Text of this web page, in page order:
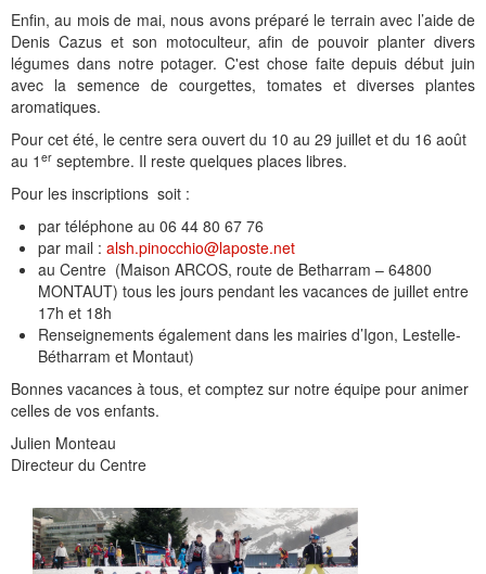
Enfin, au mois de mai, nous avons préparé le terrain avec l’aide de
Denis Cazus et son motoculteur, afin de pouvoir planter divers
légumes dans notre potager. C'est chose faite depuis début juin
avec la semence de courgettes, tomates et diverses plantes
aromatiques.
Pour cet été, le centre sera ouvert du 10 au 29 juillet et du 16 août
au 1 er septembre. Il reste quelques places libres.
Pour les inscriptions soit :
par téléphone au 06 44 80 67 76
par mail : alsh.pinocchio@laposte.net
au Centre (Maison ARCOS, route de Betharram – 64800
MONTAUT) tous les jours pendant les vacances de juillet entre
17h et 18h
Renseignements également dans les mairies d’Igon, Lestelle-
Bétharram et Montaut)
Bonnes vacances à tous, et comptez sur notre équipe pour animer
celles de vos enfants.
Julien Monteau
Directeur du Centre